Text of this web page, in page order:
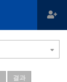
결과